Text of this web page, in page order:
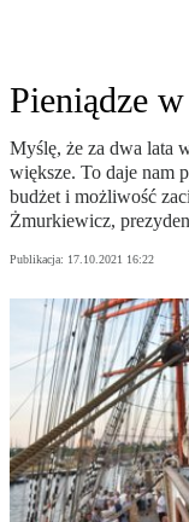
Pieniądze
Myślę, że za dwa lata
większe. To daje nam
budżet i możliwość
Żmurkiewicz,
Publikacja: 17.10.2021 16:22